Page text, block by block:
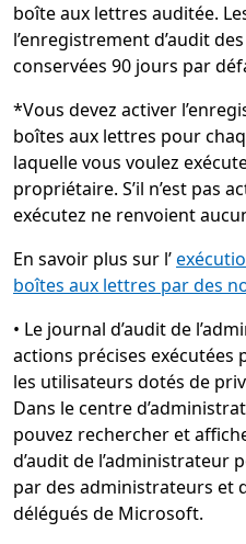
boîte aux lettres auditée.
l’enregistrement d’audit
conservées 90 jours par
*Vous devez activer
boîtes aux lettres pour
laquelle vous voulez
propriétaire. S’il n’est pas
exécutez ne renvoient
En savoir plus sur l’
boîtes aux lettres par des
• Le journal d’audit de
actions précises
les utilisateurs dotés de
Dans le centre
pouvez rechercher et
d’audit de l’administrateur
par des administrateurs et
délégués de Microsoft.